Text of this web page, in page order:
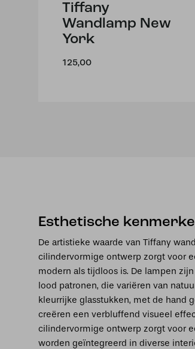
Tiffany
Wandlamp New
York
125,00
Esthetische
De artistieke waarde van Tiffany
cilindervormige ontwerp zorgt voor
modern als tijdloos is. De lampen
lood patronen, die variëren van
kleurrijke glasstukken, met de hand
creëren een verbluffend visueel
cilindervormige ontwerp zorgt voor
worden geïntegreerd in diverse